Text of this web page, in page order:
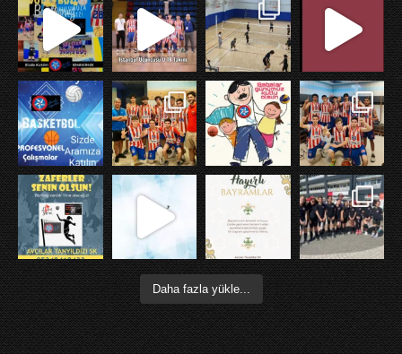
X
Daha fazla yükle
Daha fazla yükle...